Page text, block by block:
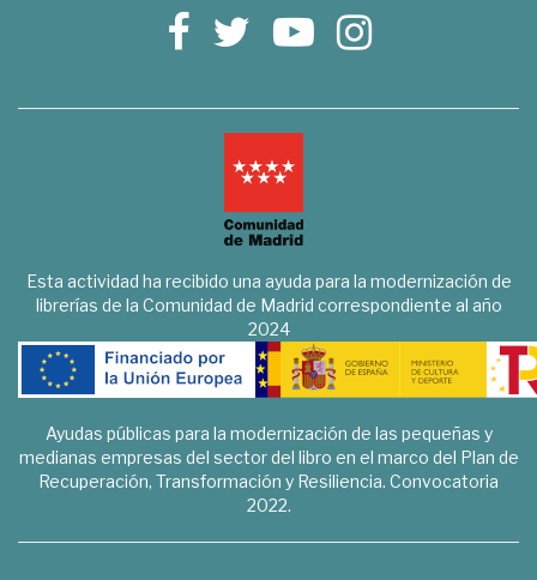
Esta actividad ha recibido una ayuda para la modernización de
librerías de la Comunidad de Madrid correspondiente al año
2024
Ayudas públicas para la modernización de las pequeñas y
medianas empresas del sector del libro en el marco del Plan de
Recuperación, Transformación y Resiliencia. Convocatoria
2022.